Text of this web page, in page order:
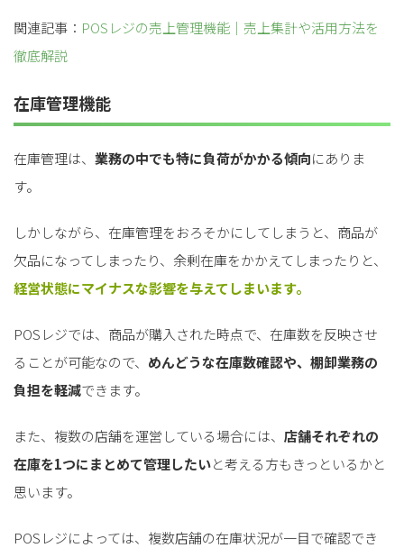
関連記事： POSレジの売上管理機能｜売上集計や活用方法を
徹底解説
在庫管理機能
在庫管理は、 業務の中でも特に負荷がかかる傾向にありま
す。
しかしながら、在庫管理をおろそかにしてしまうと、商品が
欠品になってしまったり、余剰在庫をかかえてしまったりと、
経営状態にマイナスな影響を与えてしまいます。
POSレジでは、商品が購入された時点で、在庫数を反映させ
ることが可能なので、 めんどうな在庫数確認や、棚卸業務の
負担を軽減できます。
また、複数の店舗を運営している場合には、 店舗それぞれの
在庫を1つにまとめて管理したいと考える方もきっといるかと
思います。
POSレジによっては、複数店舗の在庫状況が一目で確認でき